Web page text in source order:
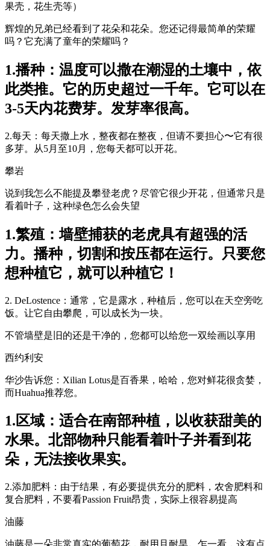
果壳，花生壳等）
辉煌的兄弟已经看到了花朵和花朵。您还记得最简单的荣耀
吗？它充满了童年的荣耀吗？
1.播种：温度可以撒在潮湿的土壤中，依
此类推。它的历史超过一千年。它可以在
3-5天内花费芽。发芽率很高。
2.每天：每天撒上水，整夜都在整夜，但请不要担心〜它有很
多芽。从5月至10月，您每天都可以开花。
攀岩
说到我怎么不能提及攀登老虎？尽管它很少开花，但通常只是
看着叶子，这种绿色怎么会失望
1.繁殖：墙壁捕获的老虎具有超强的活
力。播种，切割和按压都在运行。只要您
想种植它，就可以种植它！
2. DeLostence：通常，它是露水，种植后，您可以在天空旁吃
饭。让它自由攀爬，可以成长为一块。
不管墙壁是旧的还是干净的，您都可以给您一双绘画以享用
西约利安
华沙告诉您：Xilian Lotus是百香果，哈哈，您对鲜花很贪婪，
而Huahua推荐您。
1.区域：适合在南部种植，以收获甜美的
水果。北部物种只能看着叶子并看到花
朵，无法接收果实。
2.添加肥料：由于结果，有必要提供充分的肥料，农舍肥料和
复合肥料，不要看Passion Fruit昂贵，实际上很容易提高
油藤